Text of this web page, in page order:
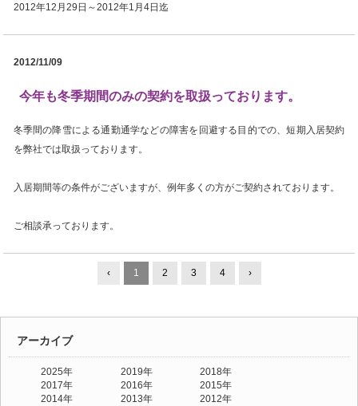
2012年12月29日～2012年1月4日迄
2012/11/09
今年も冬季期間のみの契約を取扱っております。
冬季間の降雪による通勤通学などの障害を回避する目的での、短期入居契約
を弊社では取扱っております。
入居期間等の条件がございますが、例年多くの方がご契約されております。
ご相談承っております。
‹ 1 2 3 4 ›
アーカイブ
2025年 2019年
2018年
2017年
2016年
2015年
2014年
2013年
2012年